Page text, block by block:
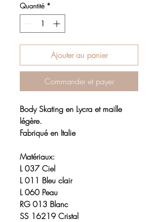
Quantité *
Ajouter au panier
Commander et payer
Body Skating en Lycra et maille
légère.
Fabriqué en Italie
Matériaux:
L 037 Ciel
L 011 Bleu clair
L 060 Peau
RG 013 Blanc
SS 16219 Cristal